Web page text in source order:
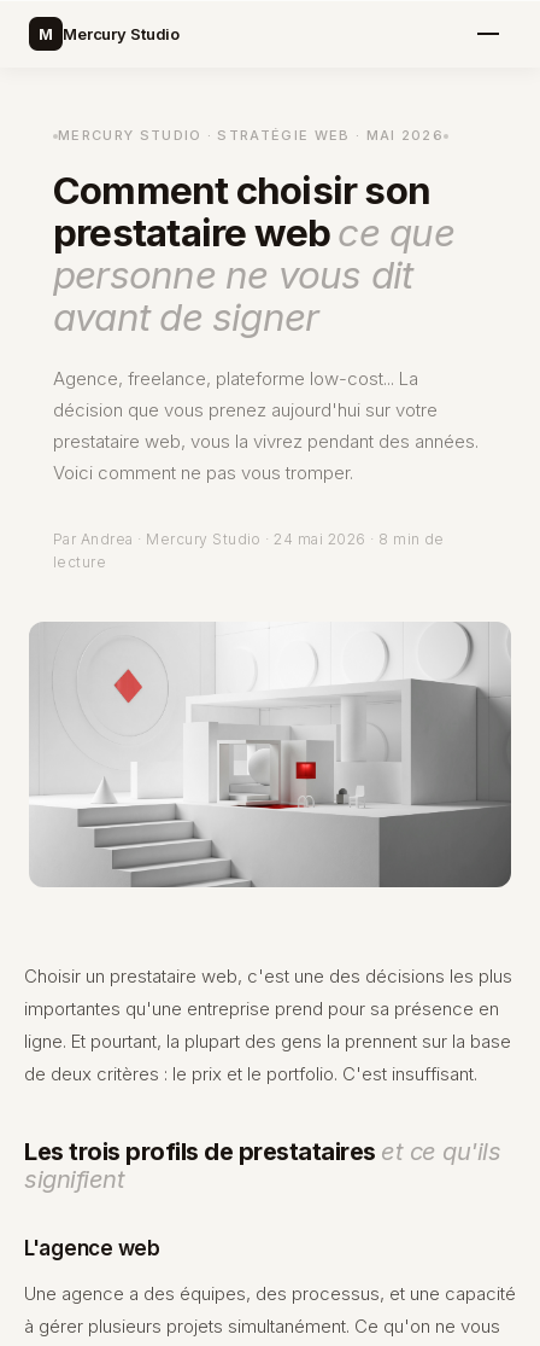
M Mercury Studio
MERCURY STUDIO · STRATÉGIE WEB · MAI 2026
Comment choisir son
prestataire webce que
personne ne vous dit
avant de signer
Agence, freelance, plateforme low-cost... La
décision que vous prenez aujourd'hui sur votre
prestataire web, vous la vivrez pendant des années.
Voici comment ne pas vous tromper.
Par Andrea · Mercury Studio · 24 mai 2026 · 8 min de
lecture
Choisir un prestataire web, c'est une des décisions les plus
importantes qu'une entreprise prend pour sa présence en
ligne. Et pourtant, la plupart des gens la prennent sur la base
de deux critères : le prix et le portfolio. C'est insuffisant.
Les trois profils de prestataires et ce qu'ils
signifient
L'agence web
Une agence a des équipes, des processus, et une capacité
à gérer plusieurs projets simultanément. Ce qu'on ne vous